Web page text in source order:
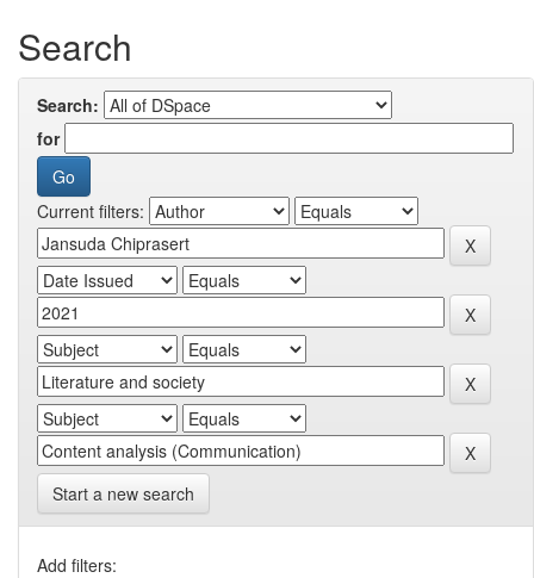
Search
Search:
for
Current filters:
Start a new search
Add filters: